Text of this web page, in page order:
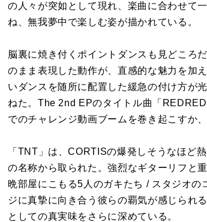
の人々が突如として現れ、楽曲に合わせて
ね、無我夢中で楽しむ姿が描かれている。
脳裏に焼き付くポイントダンスも見どころ
のまま表現した動作が、直感的な魅力 を加
いダンス を随所に配置した緩急の付け方が
ねた。The 2nd EPのタイトル曲「
でのチャレンジ動画ブーム を巻き起こすか
「 TNT 」は、CORTISの爆発 しそう なほど
の名称から取られた。強烈なギターリフと
晩部屋にこもる5 人のガキたち / スタジオ
ジに真摯に向き合う彼らの覇気が感じられ
としての真実味を さらに深めている。